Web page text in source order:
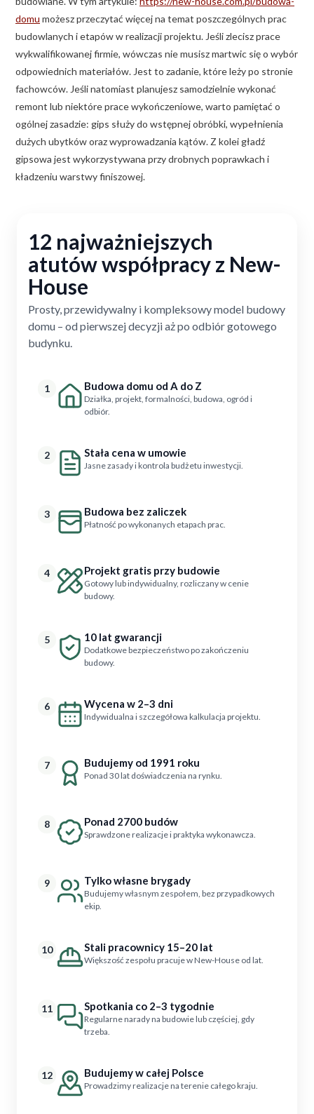
domu możesz przeczytać więcej na temat poszczególnych prac
budowlanych i etapów w realizacji projektu. Jeśli zlecisz prace
wykwalifikowanej firmie, wówczas nie musisz martwic się o wybór
odpowiednich materiałów. Jest to zadanie, które leży po stronie
fachowców. Jeśli natomiast planujesz samodzielnie wykonać
remont lub niektóre prace wykończeniowe, warto pamiętać o
ogólnej zasadzie: gips służy do wstępnej obróbki, wypełnienia
dużych ubytków oraz wyprowadzania kątów. Z kolei gładź
gipsowa jest wykorzystywana przy drobnych poprawkach i
kładzeniu warstwy finiszowej.
12 najważniejszych
atutów współpracy z New-
House
Prosty, przewidywalny i kompleksowy model budowy
domu – od pierwszej decyzji aż po odbiór gotowego
budynku.
1 Budowa domu od A do Z
Działka, projekt, formalności, budowa, ogród i
odbiór.
2 Stała cena w umowie
Jasne zasady i kontrola budżetu inwestycji.
3 Budowa bez zaliczek
Płatność po wykonanych etapach prac.
4 Projekt gratis przy budowie
Gotowy lub indywidualny, rozliczany w cenie
budowy.
5 10 lat gwarancji
Dodatkowe bezpieczeństwo po zakończeniu
budowy.
6 Wycena w 2–3 dni
Indywidualna i szczegółowa kalkulacja projektu.
7 Budujemy od 1991 roku
Ponad 30 lat doświadczenia na rynku.
8 Ponad 2700 budów
Sprawdzone realizacje i praktyka wykonawcza.
9 Tylko własne brygady
Budujemy własnym zespołem, bez przypadkowych
ekip.
10 Stali pracownicy 15–20 lat
Większość zespołu pracuje w New-House od lat.
11 Spotkania co 2–3 tygodnie
Regularne narady na budowie lub częściej, gdy
trzeba.
12 Budujemy w całej Polsce
Prowadzimy realizacje na terenie całego kraju.